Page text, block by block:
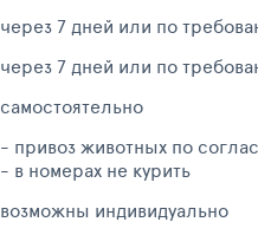
через 7 дней или по
через 7 дней или по
самостоятельно
- привоз животных по
- в номерах не курить
возможны индивидуально